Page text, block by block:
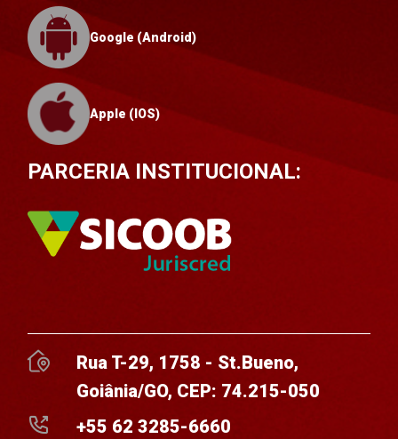
Google (Android)
Apple (IOS)
PARCERIA INSTITUCIONAL:
Rua T-29, 1758 - St.Bueno,
Goiânia/GO, CEP: 74.215-050
+55 62 3285-6660